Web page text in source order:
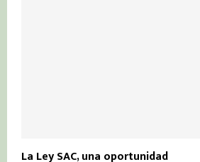
La Ley SAC, una oportunidad